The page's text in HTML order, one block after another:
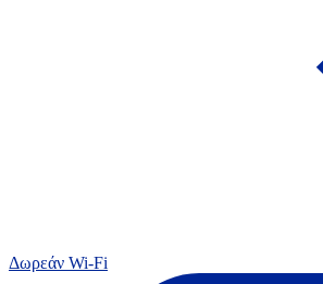
Δωρεάν Wi-Fi